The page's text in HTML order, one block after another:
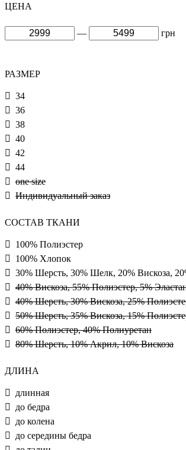
ЦЕНА
— грн
РАЗМЕР
34
36
38
40
42
44
one size
Индивидуальный заказ
СОСТАВ ТКАНИ
100% Полиэстер
100% Хлопок
30% Шерсть, 30% Шелк, 20% Вискоза,
40% Вискоза, 55% Полиэстер, 5%
40% Шерсть, 30% Вискоза, 25%
50% Шерсть, 35% Вискоза, 15%
60% Полиэстер, 40% Полиуретан
80% Шерсть, 10% Акрил, 10% Вискоза
ДЛИНА
длинная
до бедра
до колена
до середины бедра